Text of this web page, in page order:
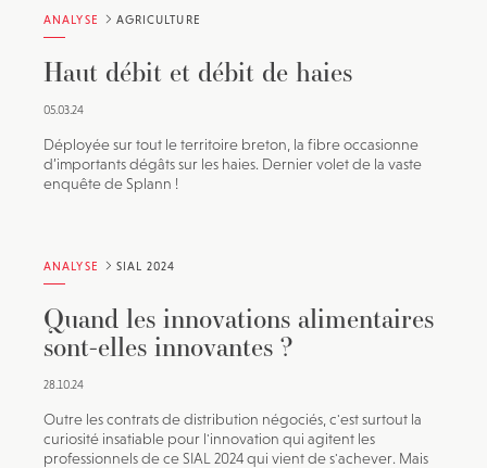
ANALYSE AGRICULTURE
Haut débit et débit de haies
05.03.24
Déployée sur tout le territoire breton, la fibre occasionne
d’importants dégâts sur les haies. Dernier volet de la vaste
enquête de Splann !
ANALYSE SIAL 2024
Quand les innovations alimentaires
sont-elles innovantes ?
28.10.24
Outre les contrats de distribution négociés, c'est surtout la
curiosité insatiable pour l'innovation qui agitent les
professionnels de ce SIAL 2024 qui vient de s'achever. Mais